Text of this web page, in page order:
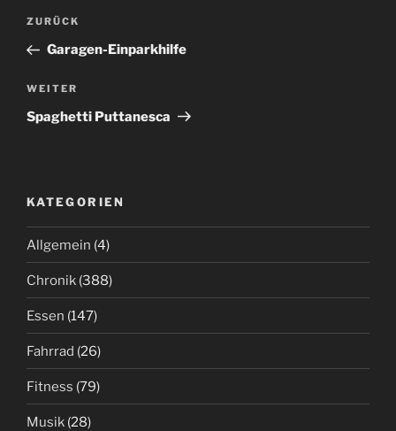
Beitrags-
Vorheriger
Beitrag
ZURÜCK
Garagen-Einparkhilfe
Nächster
Beitrag
WEITER
Spaghetti Puttanesca
KATEGORIEN
Allgemein (4)
Chronik (388)
Essen (147)
Fahrrad (26)
Fitness (79)
Musik (28)